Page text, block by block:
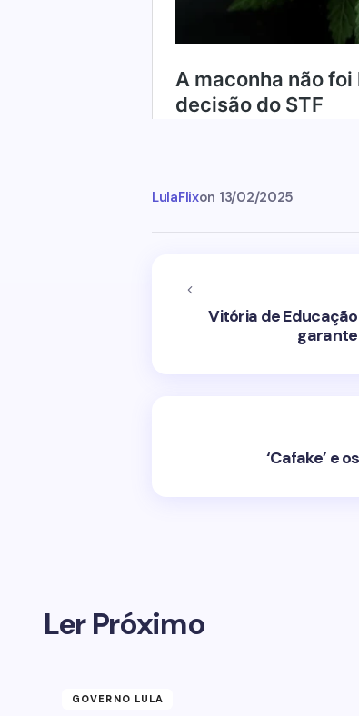
LulaFlixon 13/02/2025
Vitória de
‘Cafake’ e
Ler Próximo
GOVERNO LULA